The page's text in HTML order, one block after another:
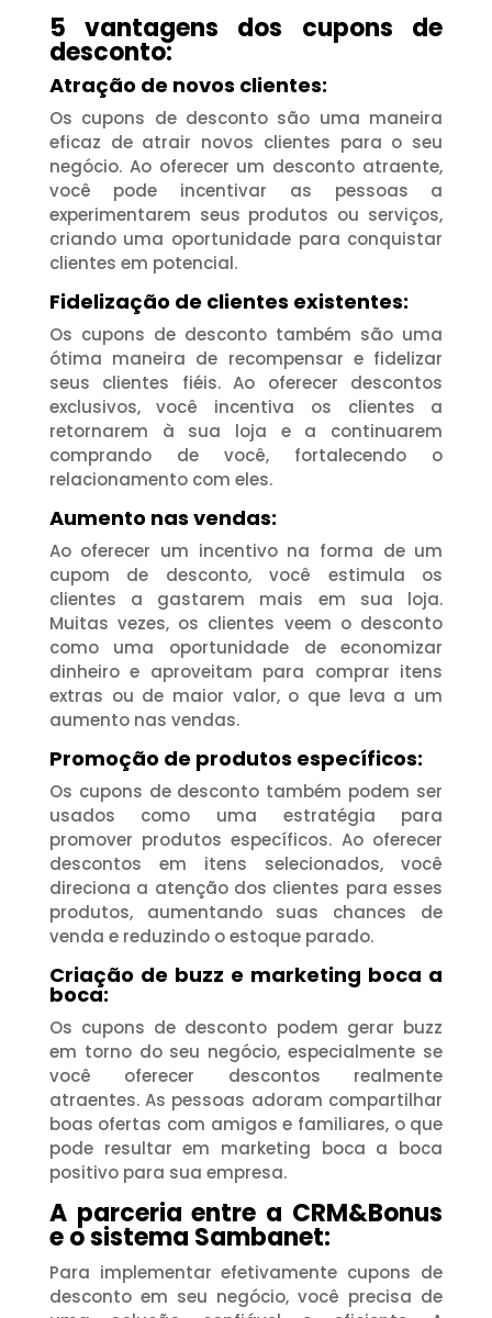
5 vantagens dos cupons de
desconto:
Atração de novos clientes:
Os cupons de desconto são uma maneira
eficaz de atrair novos clientes para o seu
negócio. Ao oferecer um desconto atraente,
você pode incentivar as pessoas a
experimentarem seus produtos ou serviços,
criando uma oportunidade para conquistar
clientes em potencial.
Fidelização de clientes existentes:
Os cupons de desconto também são uma
ótima maneira de recompensar e fidelizar
seus clientes fiéis. Ao oferecer descontos
exclusivos, você incentiva os clientes a
retornarem à sua loja e a continuarem
comprando de você, fortalecendo o
relacionamento com eles.
Aumento nas vendas:
Ao oferecer um incentivo na forma de um
cupom de desconto, você estimula os
clientes a gastarem mais em sua loja.
Muitas vezes, os clientes veem o desconto
como uma oportunidade de economizar
dinheiro e aproveitam para comprar itens
extras ou de maior valor, o que leva a um
aumento nas vendas.
Promoção de produtos específicos:
Os cupons de desconto também podem ser
usados ​​como uma estratégia para
promover produtos específicos. Ao oferecer
descontos em itens selecionados, você
direciona a atenção dos clientes para esses
produtos, aumentando suas chances de
venda e reduzindo o estoque parado.
Criação de buzz e marketing boca a
boca:
Os cupons de desconto podem gerar buzz
em torno do seu negócio, especialmente se
você oferecer descontos realmente
atraentes. As pessoas adoram compartilhar
boas ofertas com amigos e familiares, o que
pode resultar em marketing boca a boca
positivo para sua empresa.
A parceria entre a CRM&Bonus
e o sistema Sambanet:
Para implementar efetivamente cupons de
desconto em seu negócio, você precisa de